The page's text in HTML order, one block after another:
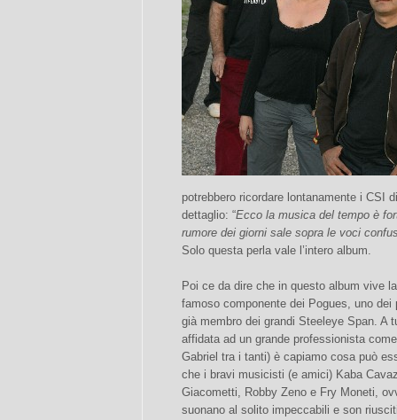
potrebbero ricordare lontanamente i CSI
dettaglio: “Ecco la musica del tempo è
rumore dei giorni sale sopra le voci
Solo questa perla vale l’intero album.
Poi ce da dire che in questo album vive
famoso componente dei Pogues, uno
già membro dei grandi Steeleye Span. A
affidata ad un grande professionista
Gabriel tra i tanti) è capiamo cosa può
che i bravi musicisti (e amici) Kaba
Giacometti, Robby Zeno e Fry Moneti,
suonano al solito impeccabili e son